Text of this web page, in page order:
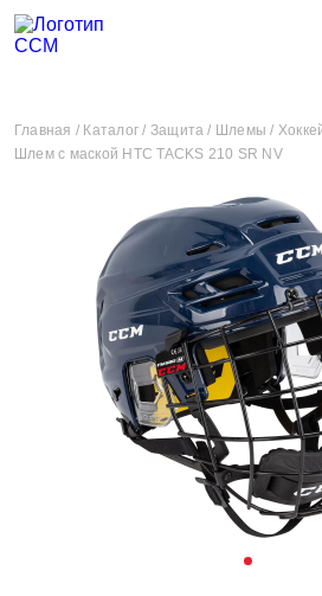
Главная / Каталог / Защита / Шлемы /
Шлем с маской HTC TACKS 210 SR NV